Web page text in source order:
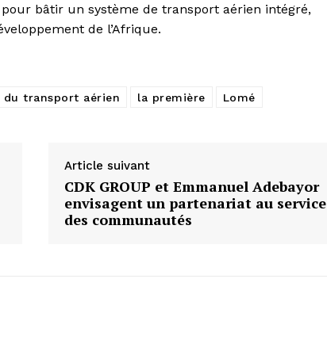
bâtir un système de transport aérien intégré,
de l’Afrique.
transport aérien la première Lomé
Article suivant
CDK GROUP et Emmanuel Adebayor
envisagent un partenariat au service
des communautés